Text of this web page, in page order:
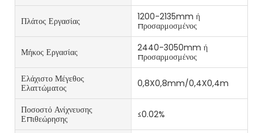
Πλάτος Εργασίας
1200-2135mm ή
προσαρμοσμένος
Μήκος Εργασίας
2440-3050mm ή
προσαρμοσμένος
Ελάχιστο Μέγεθος
Ελαττώματος
0,8X0,8mm/0,4X0,4m
Ποσοστό Ανίχνευσης
Επιθεώρησης
≤0.02%